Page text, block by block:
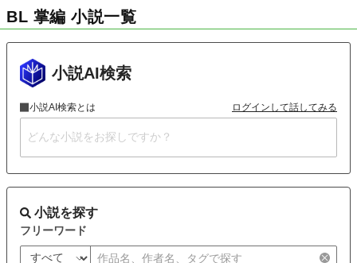
BL 掌編 小説一覧
小説AI検索
小説AI検索とは ログインして話してみる
小説を探す
フリーワード